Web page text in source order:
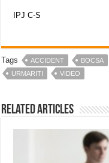
IPJ C-S
Tags ACCIDENT BOCSA
URMARITI
VIDEO
Related Articles